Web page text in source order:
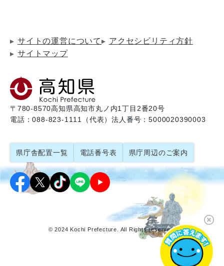
サイトの運営について
アクセシビリティ方針
サイトマップ
〒780-8570高知県高知市丸ノ内1丁目2番20号
電話：088-823-1111（代表）法人番号：5000020390003
県庁舎配置一覧 電話番号表 県庁周辺のご案内
© 2024 Kochi Prefecture. All Rights reserved.